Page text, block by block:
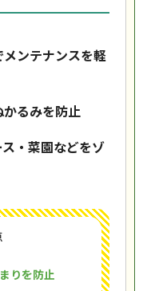
ンテナンスを軽
るみを防止
・菜園などをゾ
りを防止